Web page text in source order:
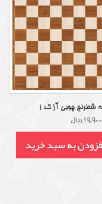
شطرنج چوبی آز کد 1
ریال
به سبد خرید